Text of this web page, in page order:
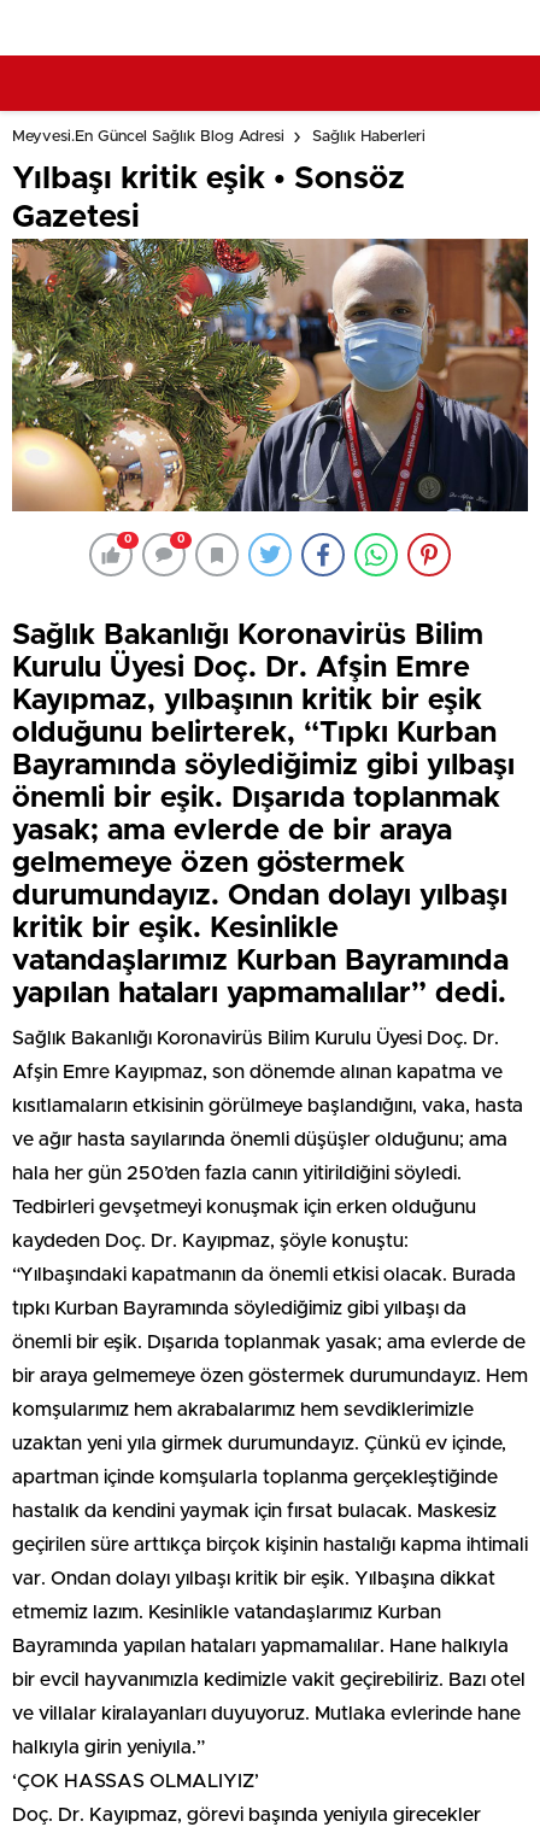
Meyvesi.En Güncel Sağlık Blog Adresi Sağlık Haberleri
Yılbaşı kritik eşik • Sonsöz
Gazetesi
0 0
Sağlık Bakanlığı Koronavirüs Bilim
Kurulu Üyesi Doç. Dr. Afşin Emre
Kayıpmaz, yılbaşının kritik bir eşik
olduğunu belirterek, “Tıpkı Kurban
Bayramında söylediğimiz gibi yılbaşı
önemli bir eşik. Dışarıda toplanmak
yasak; ama evlerde de bir araya
gelmemeye özen göstermek
durumundayız. Ondan dolayı yılbaşı
kritik bir eşik. Kesinlikle
vatandaşlarımız Kurban Bayramında
yapılan hataları yapmamalılar” dedi.
Sağlık Bakanlığı Koronavirüs Bilim Kurulu Üyesi Doç. Dr.
Afşin Emre Kayıpmaz, son dönemde alınan kapatma ve
kısıtlamaların etkisinin görülmeye başlandığını, vaka, hasta
ve ağır hasta sayılarında önemli düşüşler olduğunu; ama
hala her gün 250’den fazla canın yitirildiğini söyledi.
Tedbirleri gevşetmeyi konuşmak için erken olduğunu
kaydeden Doç. Dr. Kayıpmaz, şöyle konuştu:
“Yılbaşındaki kapatmanın da önemli etkisi olacak. Burada
tıpkı Kurban Bayramında söylediğimiz gibi yılbaşı da
önemli bir eşik. Dışarıda toplanmak yasak; ama evlerde de
bir araya gelmemeye özen göstermek durumundayız. Hem
komşularımız hem akrabalarımız hem sevdiklerimizle
uzaktan yeni yıla girmek durumundayız. Çünkü ev içinde,
apartman içinde komşularla toplanma gerçekleştiğinde
hastalık da kendini yaymak için fırsat bulacak. Maskesiz
geçirilen süre arttıkça birçok kişinin hastalığı kapma ihtimali
var. Ondan dolayı yılbaşı kritik bir eşik. Yılbaşına dikkat
etmemiz lazım. Kesinlikle vatandaşlarımız Kurban
Bayramında yapılan hataları yapmamalılar. Hane halkıyla
bir evcil hayvanımızla kedimizle vakit geçirebiliriz. Bazı otel
ve villalar kiralayanları duyuyoruz. Mutlaka evlerinde hane
halkıyla girin yeniyıla.”
‘ÇOK HASSAS OLMALIYIZ’
Doç. Dr. Kayıpmaz, görevi başında yeniyıla girecekler